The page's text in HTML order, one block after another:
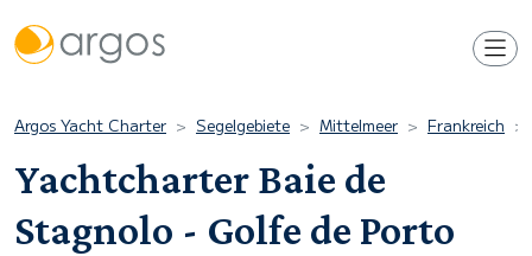
Argos Yacht Charter Segelgebiete Mittelmeer Frankreich
Yachtcharter Baie de
Stagnolo - Golfe de Porto